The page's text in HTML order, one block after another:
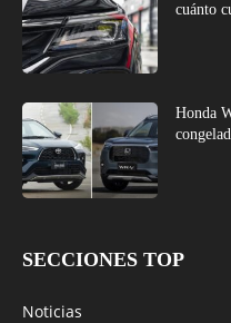
cuánto
Honda
SECCIONES TOP
Noticias